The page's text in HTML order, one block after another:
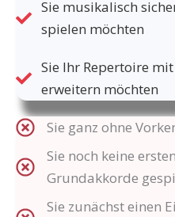
Sie musikalisch
spielen möchten
Sie Ihr Repertoire
erweitern möchten
Sie ganz ohne
Sie noch keine
Grundakkorde
Sie zunächst einen